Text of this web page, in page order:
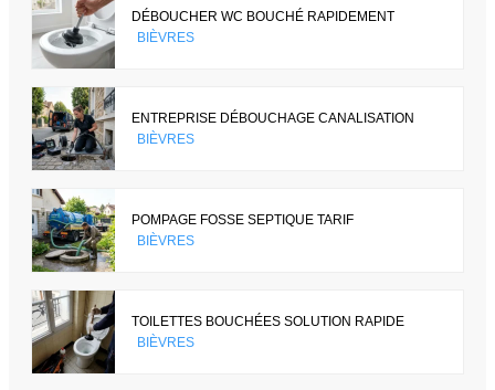
DÉBOUCHER WC BOUCHÉ RAPIDEMENT
BIÈVRES
ENTREPRISE DÉBOUCHAGE CANALISATION
BIÈVRES
POMPAGE FOSSE SEPTIQUE TARIF
BIÈVRES
TOILETTES BOUCHÉES SOLUTION RAPIDE
BIÈVRES